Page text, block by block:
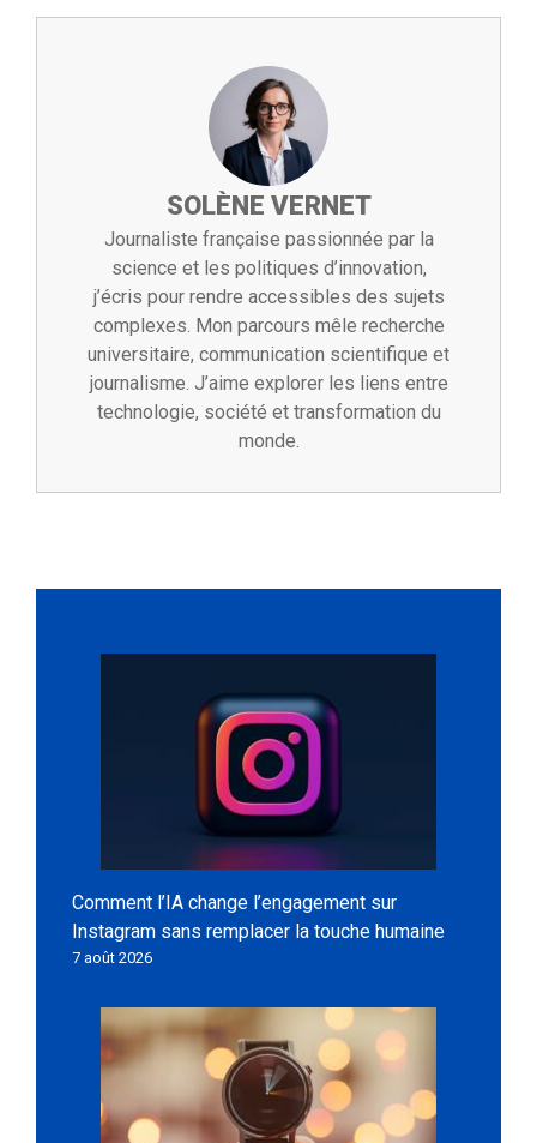
SOLÈNE VERNET
Journaliste française passionnée par la
science et les politiques d’innovation,
j’écris pour rendre accessibles des sujets
complexes. Mon parcours mêle recherche
universitaire, communication scientifique et
journalisme. J’aime explorer les liens entre
technologie, société et transformation du
monde.
Comment l’IA change l’engagement sur
Instagram sans remplacer la touche humaine
7 août 2026